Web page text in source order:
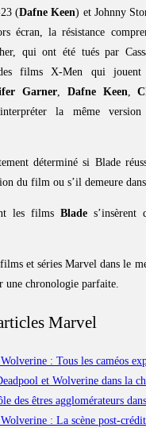
(Dafne Keen) et Johnny
écran, la résistance
qui ont été tués par
films X-Men qui
Garner, Dafne Keen,
la même version
déterminé si Blade
du film ou s’il demeure
les films Blade s’insèrent
et séries Marvel dans le
une chronologie parfaite.
Marvel
: Tous les caméos
et Wolverine dans la
des êtres agglomérateurs
: La scène post-